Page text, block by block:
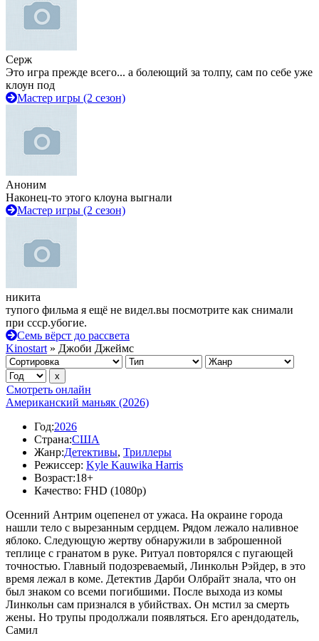
Серж
Это игра прежде всего... а болеющий за толпу, сам по себе уже
клоун под
Мастер игры (2 сезон)
Аноним
Наконец-то этого клоуна выгнали
Мастер игры (2 сезон)
никита
тупого фильма я ещё не видел.вы посмотрите как снимали
при ссср.убогие.
Семь вёрст до рассвета
Kinostart » Джоби Джеймс
Смотреть онлайн
Американский маньяк (2026)
Год:2026
Страна:США
Жанр:Детективы, Триллеры
Режиссер: Kyle Kauwika Harris
Возраст:18+
Качество: FHD (1080p)
Осенний Антрим оцепенел от ужаса. На окраине города
нашли тело с вырезанным сердцем. Рядом лежало наливное
яблоко. Следующую жертву обнаружили в заброшенной
теплице с гранатом в руке. Ритуал повторялся с пугающей
точностью. Главный подозреваемый, Линкольн Рэйдер, в это
время лежал в коме. Детектив Дарби Олбрайт знала, что он
был знаком со всеми погибшими. После выхода из комы
Линкольн сам признался в убийствах. Он мстил за смерть
жены. Но трупы продолжали появляться. Его арендодатель,
Самил